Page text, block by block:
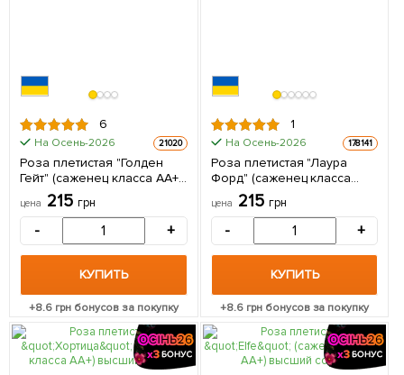
6
На Осень-2026 21020
Роза плетистая "Голден
Гейт" (саженец класса АА+)
высший сорт 1 шт в
упаковке
цена 215 грн
- +
КУПИТЬ
+8.6 грн бонусов за покупку
1
На Осень-2026 178141
Роза плетистая "Лаура
Форд" (саженец класса
АА+) высший сорт 1
саженец в упаковке
цена 215 грн
- +
КУПИТЬ
+8.6грн бонусов за покупку